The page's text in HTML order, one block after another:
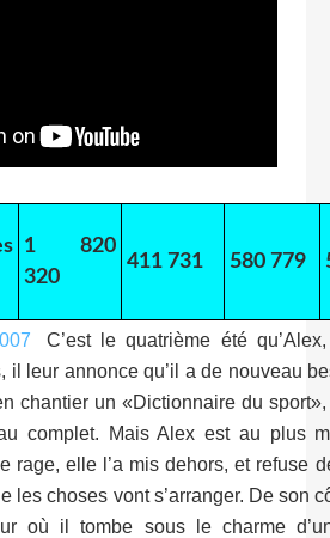
1 820
320
411 731 580 779
C’est le quatrième été
il leur annonce qu’il a de nouveau
chantier un «Dictionnaire du
complet. Mais Alex est au plus
rage, elle l’a mis dehors, et refuse
les choses vont s’arranger. De son
où il tombe sous le charme